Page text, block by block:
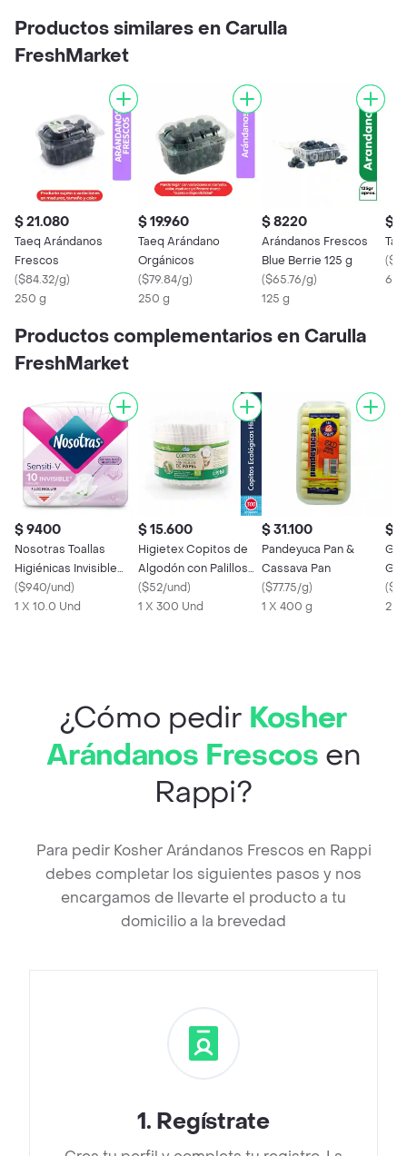
Productos similares en Carulla
FreshMarket
$ 21.080
Taeq Arándanos
Frescos
($84.32/g)
250 g
$ 19.960
Taeq Arándano
Orgánicos
($79.84/g)
250 g
$ 8220
Arándanos Frescos
Blue Berrie 125 g
($65.76/g)
125 g
$
(
6
Productos complementarios en Carulla
FreshMarket
$ 9400
Nosotras Toallas
Higiénicas Invisible
Sensiti-V
($940/und)
1 X 10.0 Und
$ 15.600
Higietex Copitos de
Algodón con Palillos
de Papel
($52/und)
1 X 300 Und
$ 31.100
Pandeyuca Pan &
Cassava Pan
($77.75/g)
1 X 400 g
$
(
2 X
¿Cómo pedir Kosher
Arándanos Frescos en
Rappi?
Para pedir Kosher Arándanos Frescos en Rappi
debes completar los siguientes pasos y nos
encargamos de llevarte el producto a tu
domicilio a la brevedad
1. Regístrate